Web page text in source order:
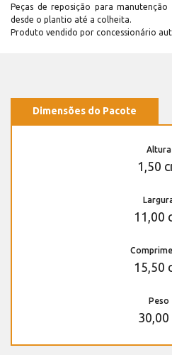
Peças de reposição para
desde o plantio até a colheita.
Produto vendido por concessionário
Dimensões do Pacote
Altura
1,50
11,00
15,50
Peso
30,00